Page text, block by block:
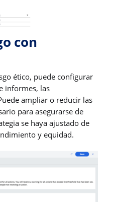
con
ético, puede configurar
informes, las
ampliar o reducir las
para asegurarse de
se haya ajustado de
y equidad.